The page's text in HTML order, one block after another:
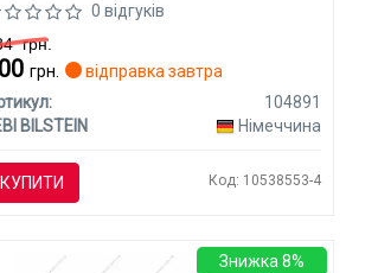
0 відгуків
грн.
грн.
відправка завтра
104891
BILSTEIN
Німеччина
КУПИТИ Код: 10538553-4
Знижка 8%